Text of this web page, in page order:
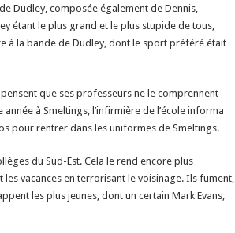
Dudley, composée également de Dennis,
étant le plus grand et le plus stupide de tous,
à la bande de Dudley, dont le sport préféré était
que ses professeurs ne le comprennent
à Smeltings, l’infirmière de l’école informa
pour rentrer dans les uniformes de Smeltings.
du Sud-Est. Cela le rend encore plus
vacances en terrorisant le voisinage. Ils fument,
les plus jeunes, dont un certain Mark Evans,